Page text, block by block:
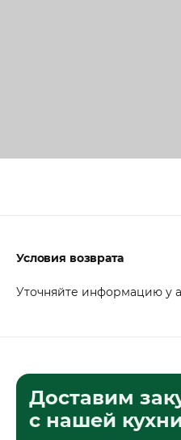
Условия возврата
Уточняйте информацию у
Доставим
с нашей